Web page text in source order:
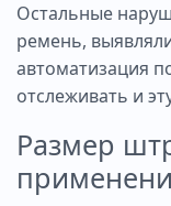
Остальные
ремень,
автоматизация
отслеживать и
Размер